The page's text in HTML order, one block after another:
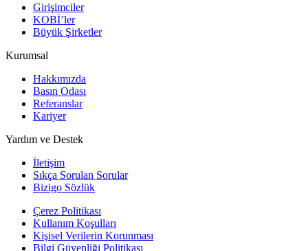
Girişimciler
KOBİ’ler
Büyük Şirketler
Kurumsal
Hakkımızda
Basın Odası
Referanslar
Kariyer
Yardım ve Destek
İletişim
Sıkça Sorulan Sorular
Bizigo Sözlük
Çerez Politikası
Kullanım Koşulları
Kişisel Verilerin Korunması
Bilgi Güvenliği Politikası